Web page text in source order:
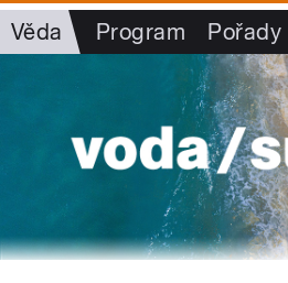
Věda Program Pořady